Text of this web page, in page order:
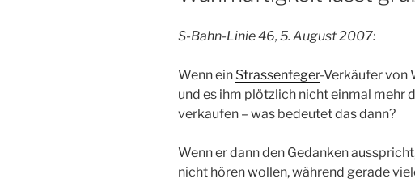
S-Bahn-Linie 46, 5. August 2007:
Wenn ein Strassenfeger-Verkäufer von
und es ihm plötzlich nicht einmal mehr
verkaufen – was bedeutet das dann?
Wenn er dann den Gedanken
nicht hören wollen, während gerade